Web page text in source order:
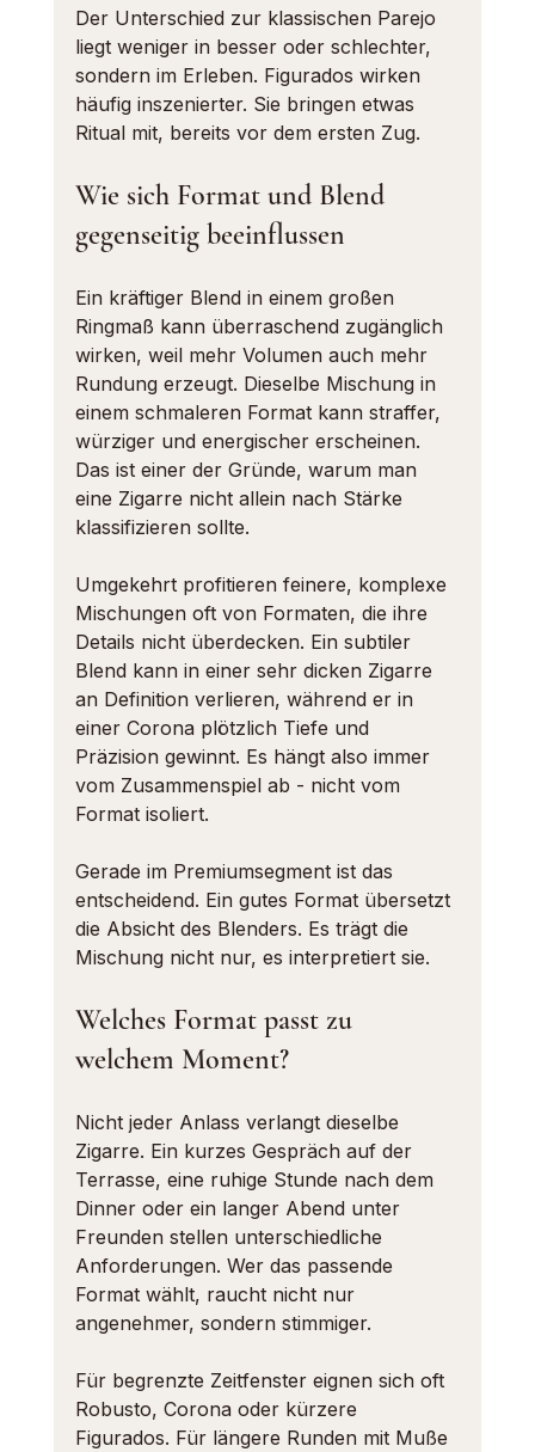
Der Unterschied zur klassischen Parejo
liegt weniger in besser oder schlechter,
sondern im Erleben. Figurados wirken
häufig inszenierter. Sie bringen etwas
Ritual mit, bereits vor dem ersten Zug.
Wie sich Format und Blend
gegenseitig beeinflussen
Ein kräftiger Blend in einem großen
Ringmaß kann überraschend zugänglich
wirken, weil mehr Volumen auch mehr
Rundung erzeugt. Dieselbe Mischung in
einem schmaleren Format kann straffer,
würziger und energischer erscheinen.
Das ist einer der Gründe, warum man
eine Zigarre nicht allein nach Stärke
klassifizieren sollte.
Umgekehrt profitieren feinere, komplexe
Mischungen oft von Formaten, die ihre
Details nicht überdecken. Ein subtiler
Blend kann in einer sehr dicken Zigarre
an Definition verlieren, während er in
einer Corona plötzlich Tiefe und
Präzision gewinnt. Es hängt also immer
vom Zusammenspiel ab - nicht vom
Format isoliert.
Gerade im Premiumsegment ist das
entscheidend. Ein gutes Format übersetzt
die Absicht des Blenders. Es trägt die
Mischung nicht nur, es interpretiert sie.
Welches Format passt zu
welchem Moment?
Nicht jeder Anlass verlangt dieselbe
Zigarre. Ein kurzes Gespräch auf der
Terrasse, eine ruhige Stunde nach dem
Dinner oder ein langer Abend unter
Freunden stellen unterschiedliche
Anforderungen. Wer das passende
Format wählt, raucht nicht nur
angenehmer, sondern stimmiger.
Für begrenzte Zeitfenster eignen sich oft
Robusto, Corona oder kürzere
Figurados. Für längere Runden mit Muße